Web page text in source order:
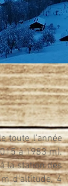
toute l’année
à 1983 m).
la station des
d'altitude, 4